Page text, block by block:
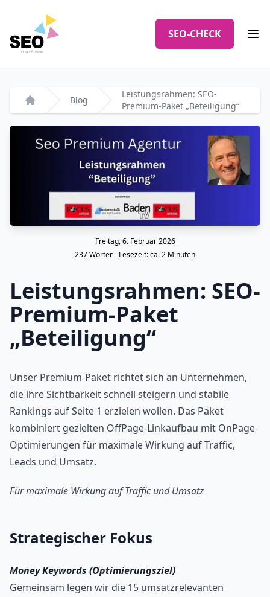
SEO-CHECK
Startseite
Blog
Leistungsrahmen: SEO-
Premium-Paket „Beteiligung“
Freitag, 6. Februar 2026
237Wörter - Lesezeit: ca.2 Minuten
Leistungsrahmen: SEO-
Premium-Paket
„Beteiligung“
Unser Premium-Paket richtet sich an Unternehmen,
die ihre Sichtbarkeit schnell steigern und stabile
Rankings auf Seite 1 erzielen wollen. Das Paket
kombiniert gezielten OffPage-Linkaufbau mit OnPage-
Optimierungen für maximale Wirkung auf Traffic,
Leads und Umsatz.
Für maximale Wirkung auf Traffic und Umsatz
Strategischer Fokus
Money Keywords (Optimierungsziel)
Gemeinsam legen wir die 15 umsatzrelevanten